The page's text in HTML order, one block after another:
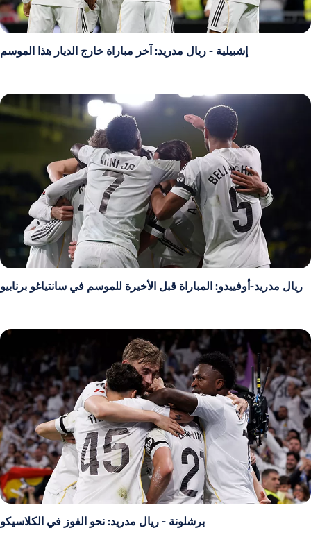
إشبيلية - ريال مدريد: آخر مباراة خارج الديار هذا الموسم
ريال مدريد-أوفييدو: المباراة قبل الأخيرة للموسم في سانتياغو برنابيو
برشلونة - ريال مدريد: نحو الفوز في الكلاسيكو